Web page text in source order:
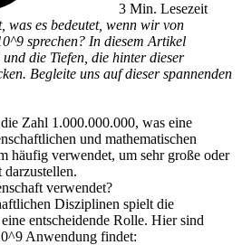
3 Min. Lesezeit
was es bedeutet, wenn wir von
sprechen? In diesem Artikel
die Tiefen, die hinter dieser
Begleite uns auf dieser spannenden
Zahl 1.000.000.000, was eine
und mathematischen
häufig verwendet, um sehr große oder
verwendet?
Disziplinen spielt die
entscheidende Rolle. Hier sind
Anwendung findet: